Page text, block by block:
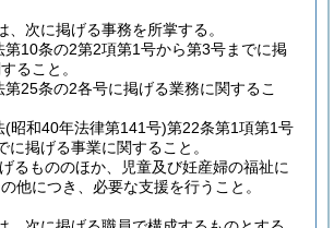
、次に掲げる事務を所掌する。
第10条の2第2項第1号から第3号までに掲
ること。
第25条の2各号に掲げる業務に関するこ
(昭和40年法律第141号)第22条第1項第1号
に掲げる事業に関すること。
るもののほか、児童及び妊産婦の福祉に
他につき、必要な支援を行うこと。